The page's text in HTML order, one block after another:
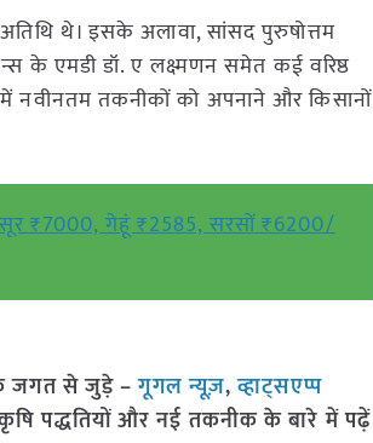
थे। इसके अलावा, सांसद पुरुषोत्तम
के एमडी डॉ. ए लक्ष्मणन समेत कई वरिष्ठ
में नवीनतम तकनीकों को अपनाने और किसानों
₹7000, गेहूं ₹2585, सरसों ₹6200/
जगत से जुड़े –गूगल न्यूज़,व्हाट्सएप्प
पद्धतियों और नई तकनीक के बारे में पढ़ें